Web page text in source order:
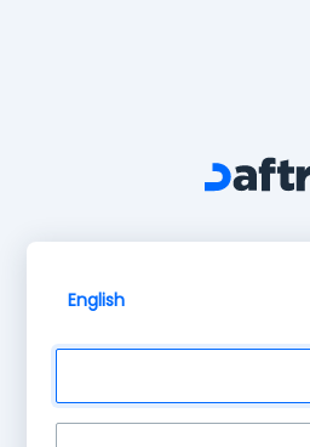
English